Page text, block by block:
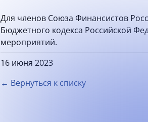
Для членов Союза Финансистов
Бюджетного кодекса Российской
мероприятий.
16 июня 2023
← Вернуться к списку